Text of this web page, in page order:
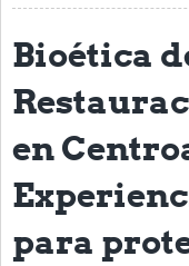
Actividades y eventos
Clubs de Investigación
Clínica de datos
Sesiones de
Mentoría
Bioética
en
para